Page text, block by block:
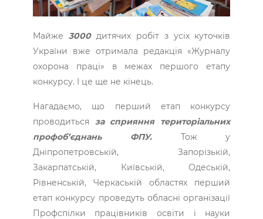
Майже 3000 дитячих робіт з усіх куточків
України вже отримала редакція «Журналу
охорона праці» в межах першого етапу
конкурсу. І це ще не кінець.
Нагадаємо, що перший етап конкурсу
проводиться за сприяння територіальних
профоб’єднань ФПУ. Тож у
Дніпропетровській, Запорізькій,
Закарпатській, Київській, Одеській,
Рівненській, Черкаській областях перший
етап конкурсу проведуть обласні організації
Профспілки працівників освіти і науки